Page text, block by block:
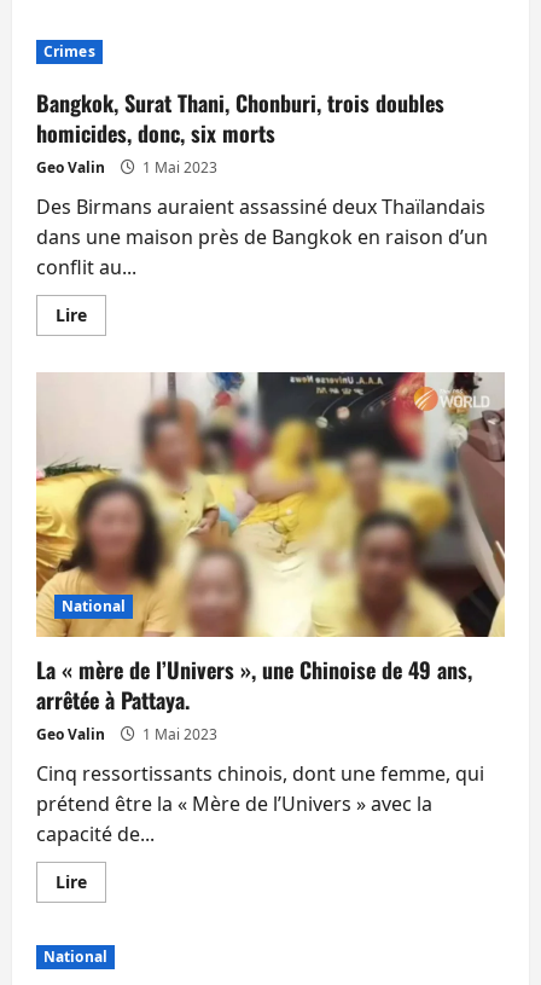
L’achat
de
qui
concerne
tout
le
monde.
Mythe
ou
réalité
?
Crimes
Bangkok, Surat Thani, Chonburi, trois doubles
homicides, donc, six morts
Geo Valin 1 Mai 2023
Des Birmans auraient assassiné deux Thaïlandais
dans une maison près de Bangkok en raison d’un
conflit au...
LireEn
savoir
Chonburi,
doubles
homicides,
donc,
six
morts
National
La « mère de l’Univers », une Chinoise de 49 ans,
arrêtée à Pattaya.
Geo Valin 1 Mai 2023
Cinq ressortissants chinois, dont une femme, qui
prétend être la « Mère de l’Univers » avec la
capacité de...
LireEn
savoir
La
« mère
National